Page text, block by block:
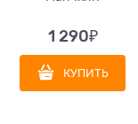
1 290₽
КУПИТЬ